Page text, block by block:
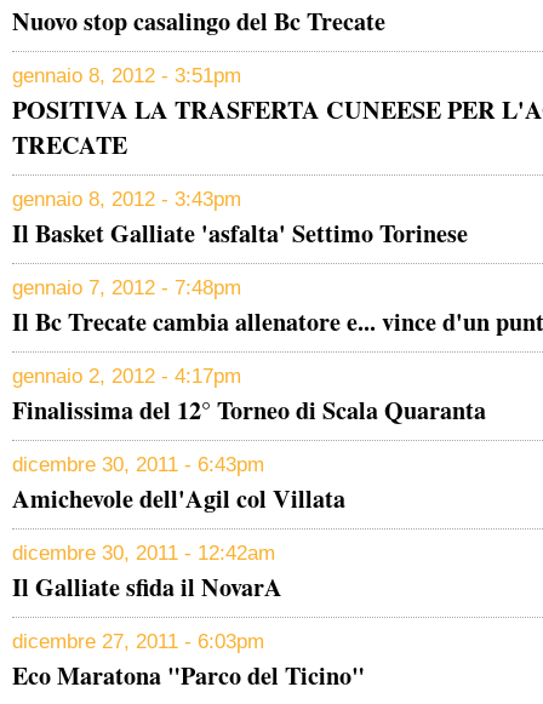
Nuovo stop casalingo del Bc Trecate
gennaio 8, 2012 - 3:51pm
POSITIVA LA TRASFERTA CUNEESE PER
TRECATE
gennaio 8, 2012 - 3:43pm
Il Basket Galliate 'asfalta' Settimo Torinese
gennaio 7, 2012 - 7:48pm
Il Bc Trecate cambia allenatore e... vince d'un
gennaio 2, 2012 - 4:17pm
Finalissima del 12° Torneo di Scala Quaranta
dicembre 30, 2011 - 6:43pm
Amichevole dell'Agil col Villata
dicembre 30, 2011 - 12:42am
Il Galliate sfida il NovarA
dicembre 27, 2011 - 6:03pm
Eco Maratona "Parco del Ticino"